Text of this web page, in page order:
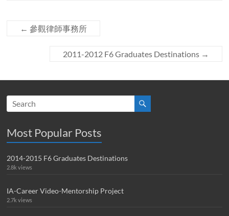
← 參觀律師事務所
2011-2012 F6 Graduates Destinations →
Most Popular Posts
2014-2015 F6 Graduates Destinations
2.8k views
IA-Career Video-Mentorship Project
2.7k views